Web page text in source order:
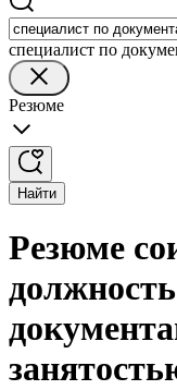
специалист по
Резюме
Найти
Резюме